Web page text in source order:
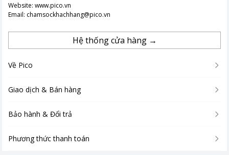
Website: www.pico.vn
Email: chamsockhachhang@pico.vn
Hệ thống cửa hàng →
Về Pico
Giao dịch & Bán hàng
Bảo hành & Đổi trả
Phương thức thanh toán